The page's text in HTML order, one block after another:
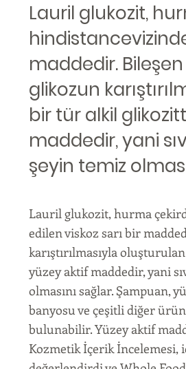
Lauril glukozit,
maddedir.
glikozun
bir tür alkil
maddedir, yani
şeyin temiz
Lauril glukozit, hurma
edilen viskoz sarı bir
karıştırılmasıyla
yüzey aktif maddedir, yani
olmasını sağlar. Şampuan,
banyosu ve çeşitli diğer
bulunabilir. Yüzey aktif
Kozmetik İçerik